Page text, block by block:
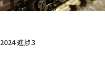
2024 進捗３